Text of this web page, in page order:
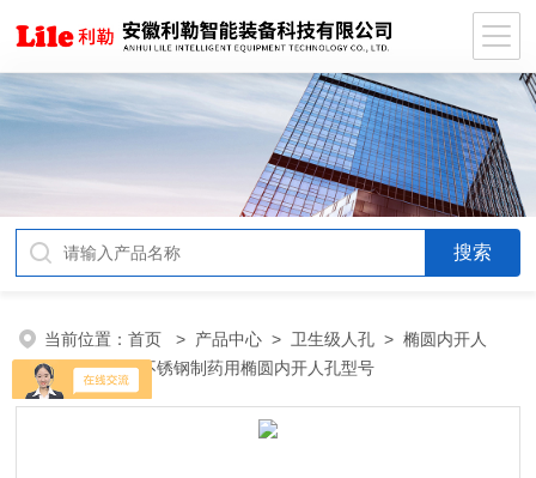
当前位置：首页 > 产品中心 > 卫生级人孔 >椭圆内开人
孔
> 卫生级不锈钢制药用椭圆内开人孔型号